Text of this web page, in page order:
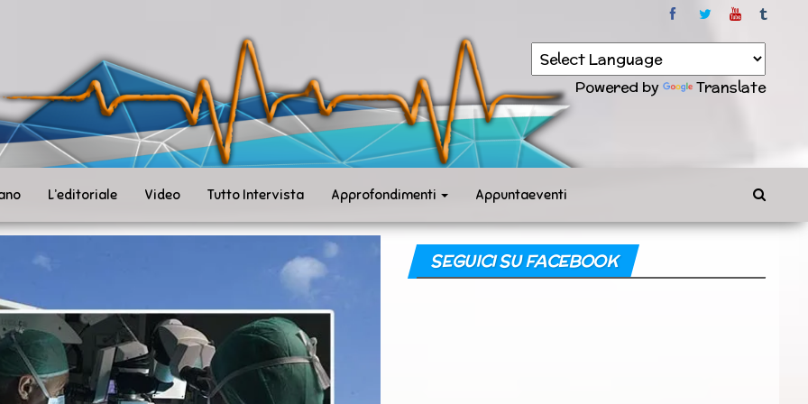
Powered by Translate
L’editoriale Video Tutto Intervista Approfondimenti Appuntaeventi
SEGUICI SU FACEBOOK